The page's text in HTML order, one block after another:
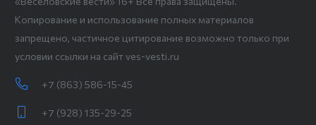
Копирование и использование полных материалов
запрещено, частичное цитирование возможно только при
условии ссылки на сайт ves-vesti.ru
+7 (863) 586-15-45
+7 (928) 135-29-25